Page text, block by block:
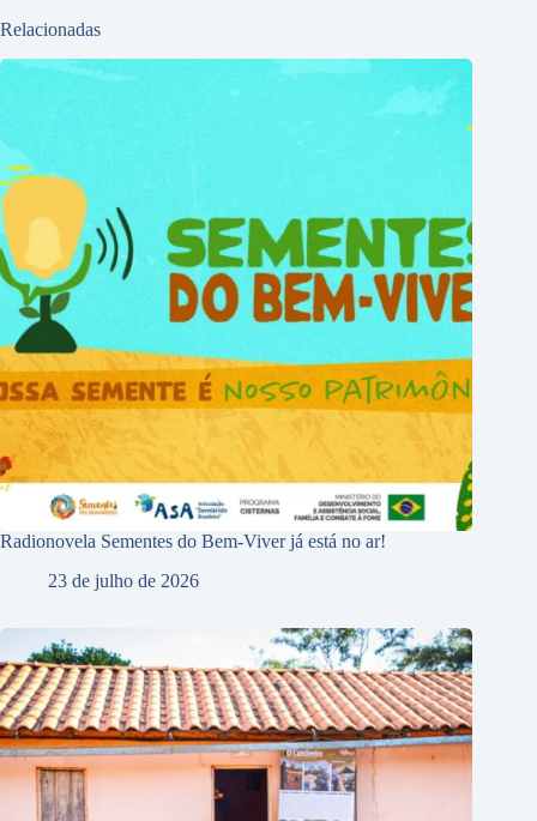
Relacionadas
Radionovela Sementes do Bem-Viver já está no ar!
23 de julho de 2026